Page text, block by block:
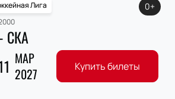
Лига
СКА
МАР
2027
0+
Купить билеты